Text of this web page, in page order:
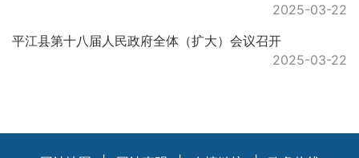
2025-03-22
平江县第十八届人民政府全体（扩大）会议召开
2025-03-22